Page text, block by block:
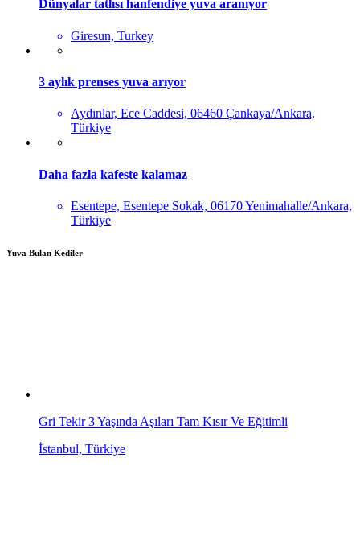
Dünyalar tatlısı hanfendiye yuva aranıyor
Giresun, Turkey
3 aylık prenses yuva arıyor
Aydınlar, Ece Caddesi, 06460 Çankaya/Ankara,
Türkiye
Daha fazla kafeste kalamaz
Esentepe, Esentepe Sokak, 06170 Yenimahalle/Ankara,
Türkiye
Yuva Bulan Kediler
Gri Tekir 3 Yaşında Aşıları Tam Kısır Ve Eğitimli
İstanbul, Türkiye